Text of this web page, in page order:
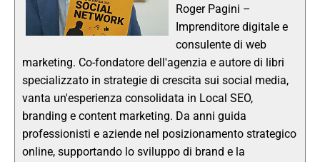
Roger Pagini –
Imprenditore digitale e
consulente di web
marketing. Co-fondatore dell'agenzia e autore di libri
specializzato in strategie di crescita sui social media,
vanta un'esperienza consolidata in Local SEO,
branding e content marketing. Da anni guida
professionisti e aziende nel posizionamento strategico
online, supportando lo sviluppo di brand e la